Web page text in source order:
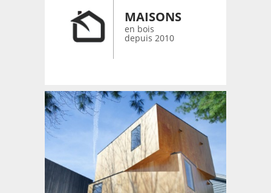
CONTACT
MAISONS
en bois
depuis 2010